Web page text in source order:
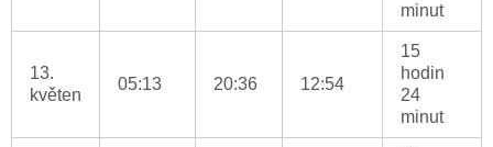
minut
13.
květen
05:13 20:36 12:54
15
hodin
24
minut